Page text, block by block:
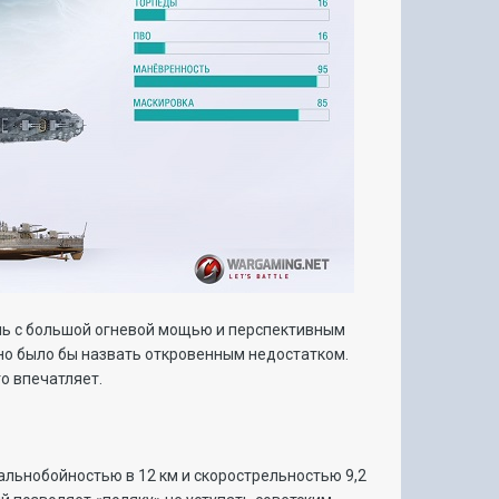
с большой огневой мощью и перспективным
было бы назвать откровенным недостатком.
впечатляет.
в 12 км и скорострельностью 9,2